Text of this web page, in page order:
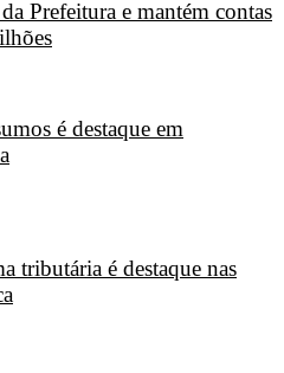
Prefeitura e mantém contas
é destaque em
tributária é destaque nas